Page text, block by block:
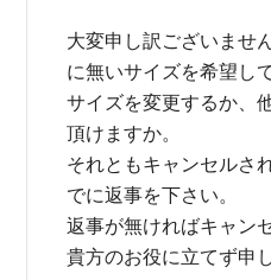
大変申し訳ございませ
に無いサイズを希望し
サイズを変更するか、
頂けますか。
それともキャンセルさ
でに返事を下さい。
返事が無ければキャン
貴方のお役に立てず申